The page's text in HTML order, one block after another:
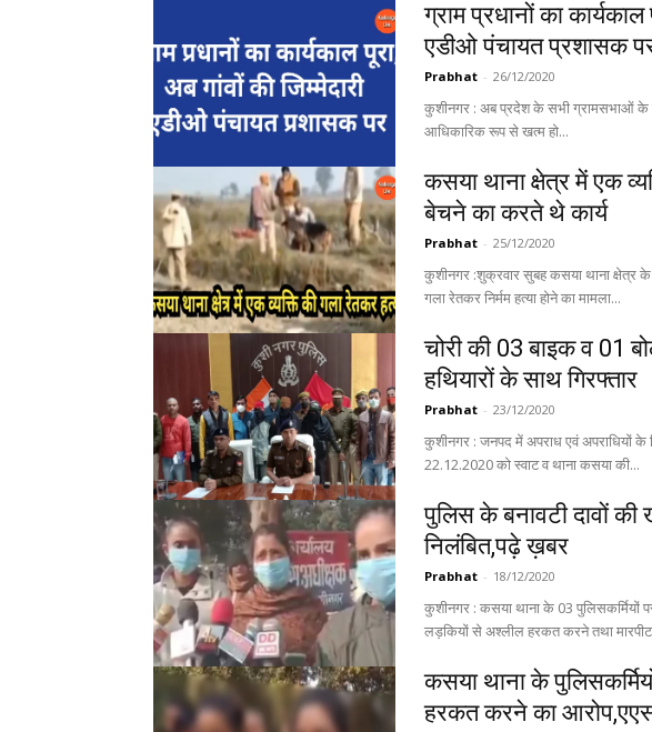
ग्राम प्रधानों का कार्यकाल
एडीओ पंचायत प्रशासक
Prabhat - 26/12/2020
कुशीनगर : अब प्रदेश के सभी ग्रामसभाओं के
आधिकारिक रूप से खत्म हो...
कसया थाना क्षेत्र में एक
बेचने का करते थे कार्य
Prabhat - 25/12/2020
कुशीनगर :शुक्रवार सुबह कसया थाना क्षेत्र के
गला रेतकर निर्मम हत्या होने का मामला...
चोरी की 03 बाइक व 01
हथियारों के साथ गिरफ्तार
Prabhat - 23/12/2020
कुशीनगर : जनपद में अपराध एवं अपराधियों के
22.12.2020 को स्वाट व थाना कसया की...
पुलिस के बनावटी दावों
निलंबित,पढ़े ख़बर
Prabhat - 18/12/2020
कुशीनगर : कसया थाना के 03
लड़कियों से अश्लील हरकत करने तथा
कसया थाना के
हरकत करने का